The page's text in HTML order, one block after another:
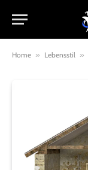
Home » Lebensstil »